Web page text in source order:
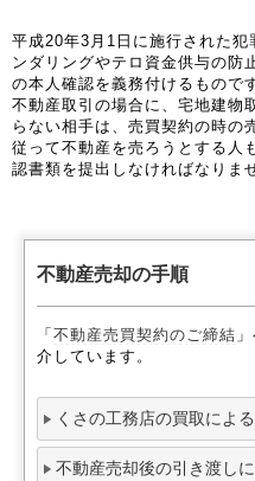
平成20年3月1日に施行された
ンダリングやテロ資金供与の防
の本人確認を義務付けるもので
不動産取引の場合に、宅地建物
らない相手は、売買契約の時の
従って不動産を売ろうとする人
認書類を提出しなければなりま
不動産売却の手順
「 不動産売買契約のご締結
介しています。
くさの工務店の買取によ
不動産売却後の引き渡し